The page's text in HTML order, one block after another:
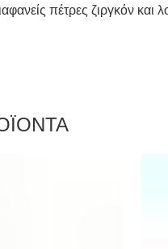
πέτρες ζιργκόν και